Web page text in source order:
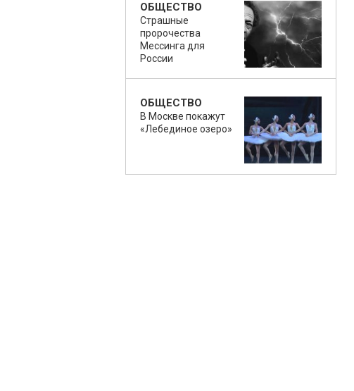
ОБЩЕСТВО
Страшные
пророчества
Мессинга для
России
ОБЩЕСТВО
В Москве покажут
«Лебединое озеро»